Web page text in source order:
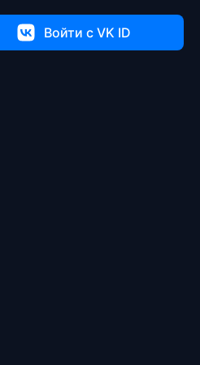
Войти c VK ID